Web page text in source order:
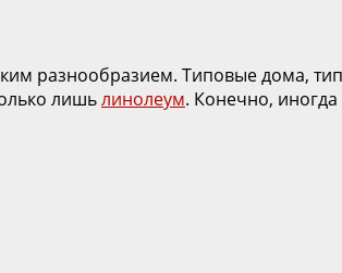
разнообразием. Типовые дома,
лишьлинолеум. Конечно,